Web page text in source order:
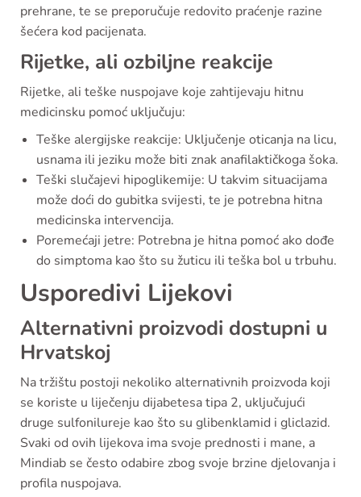
prehrane, te se preporučuje redovito praćenje razine
šećera kod pacijenata.
Rijetke, ali ozbiljne reakcije
Rijetke, ali teške nuspojave koje zahtijevaju hitnu
medicinsku pomoć uključuju:
Teške alergijske reakcije: Uključenje oticanja na licu,
usnama ili jeziku može biti znak anafilaktičkoga šoka.
Teški slučajevi hipoglikemije: U takvim situacijama
može doći do gubitka svijesti, te je potrebna hitna
medicinska intervencija.
Poremećaji jetre: Potrebna je hitna pomoć ako dođe
do simptoma kao što su žuticu ili teška bol u trbuhu.
Usporedivi Lijekovi
Alternativni proizvodi dostupni u
Hrvatskoj
Na tržištu postoji nekoliko alternativnih proizvoda koji
se koriste u liječenju dijabetesa tipa 2, uključujući
druge sulfonilureje kao što su glibenklamid i gliclazid.
Svaki od ovih lijekova ima svoje prednosti i mane, a
Mindiab se često odabire zbog svoje brzine djelovanja i
profila nuspojava.